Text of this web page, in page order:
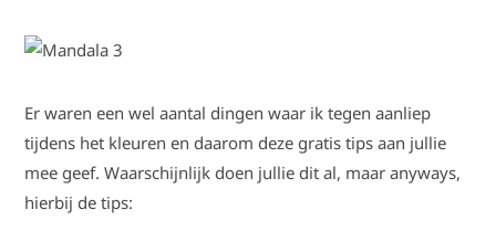
Er waren een wel aantal dingen waar ik tegen aanliep
tijdens het kleuren en daarom deze gratis tips aan jullie
mee geef. Waarschijnlijk doen jullie dit al, maar anyways,
hierbij de tips: